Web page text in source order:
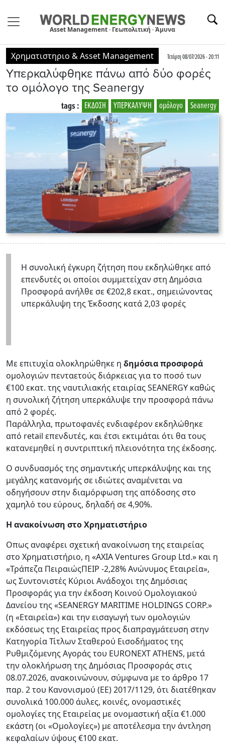
Asset Management · Γεωπολιτική · Άμυνα
Χρηματιστηριο & Asset Management Τετάρτη 08/07/2026 - 20:11
Υπερκαλύφθηκε πάνω από δύο φορές
το ομόλογο της Seanergy
Seanergy
ομόλογο
ΥΠΕΡΚΑΛΥΨΗ
ΕΚΔΟΣΗ
tags :
Η συνολική έγκυρη ζήτηση που εκδηλώθηκε από
επενδυτές οι οποίοι συμμετείχαν στη Δημόσια
Προσφορά ανήλθε σε €202,8 εκατ., σημειώνοντας
υπερκάλυψη της Έκδοσης κατά 2,03 φορές
Με επιτυχία ολοκληρώθηκε η δημόσια προσφορά
ομολογιών πενταετούς διάρκειας για το ποσό των
€100 εκατ. της ναυτιλιακής εταιρίας SEANERGY καθώς
η συνολική ζήτηση υπερκάλυψε την προσφορά πάνω
από 2 φορές.
Παράλληλα, πρωτοφανές ενδιαφέρον εκδηλώθηκε
από retail επενδυτές, και έτσι εκτιμάται ότι θα τους
κατανεμηθεί η συντριπτική πλειονότητα της έκδοσης.
Ο συνδυασμός της σημαντικής υπερκάλυψης και της
μεγάλης κατανομής σε ιδιώτες αναμένεται να
οδηγήσουν στην διαμόρφωση της απόδοσης στο
χαμηλό του εύρους, δηλαδή σε 4,90%.
Η ανακοίνωση στο Χρηματιστήριο
Οπως αναφέρει σχετική ανακοίνωση της εταιρείας
στο Χρηματιστήριο, η «AXIA Ventures Group Ltd.» και η
«Τράπεζα ΠειραιώςΠΕΙΡ -2,28% Ανώνυμος Εταιρεία»,
ως Συντονιστές Κύριοι Ανάδοχοι της Δημόσιας
Προσφοράς για την έκδοση Κοινού Ομολογιακού
Δανείου της «SEANERGY MARITIME HOLDINGS CORP.»
(η «Εταιρεία») και την εισαγωγή των ομολογιών
εκδόσεως της Εταιρείας προς διαπραγμάτευση στην
Κατηγορία Τίτλων Σταθερού Εισοδήματος της
Ρυθμιζόμενης Αγοράς του EURONEXT ATHENS, μετά
την ολοκλήρωση της Δημόσιας Προσφοράς στις
08.07.2026, ανακοινώνουν, σύμφωνα με το άρθρο 17
παρ. 2 του Κανονισμού (ΕΕ) 2017/1129, ότι διατέθηκαν
συνολικά 100.000 άυλες, κοινές, ονομαστικές
ομολογίες της Εταιρείας με ονομαστική αξία €1.000
εκάστη (οι «Ομολογίες») με αποτέλεσμα την άντληση
κεφαλαίων ύψους €100 εκατ.